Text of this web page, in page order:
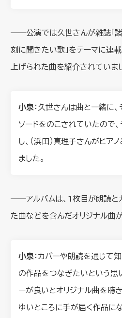
――公演では久世さんが雑誌「諸
刻に聞きたい歌」をテーマに連
上げられた曲を紹介されていま
小泉 ：久世さんは曲と一緒に
ソードをのこされていたので
し、（浜田）真理子さんがピア
ました。
――アルバムは、1枚目が朗読と
た曲などを含んだオリジナル曲
小泉 ：カバーや朗読を通じて
の作品をつなぎたいという思
ーが良いとオリジナル曲を聴
ゆいところに手が届く作品に